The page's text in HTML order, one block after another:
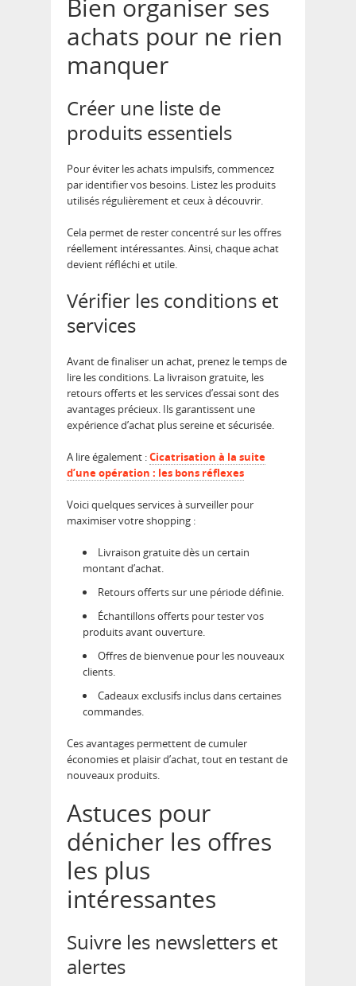
Bien organiser ses
achats pour ne rien
manquer
Créer une liste de
produits essentiels
Pour éviter les achats impulsifs, commencez
par identifier vos besoins. Listez les produits
utilisés régulièrement et ceux à découvrir.
Cela permet de rester concentré sur les offres
réellement intéressantes. Ainsi, chaque achat
devient réfléchi et utile.
Vérifier les conditions et
services
Avant de finaliser un achat, prenez le temps de
lire les conditions. La livraison gratuite, les
retours offerts et les services d’essai sont des
avantages précieux. Ils garantissent une
expérience d’achat plus sereine et sécurisée.
A lire également :Cicatrisation à la suite
d’une opération : les bons réflexes
Voici quelques services à surveiller pour
maximiser votre shopping :
Livraison gratuite dès un certain
montant d’achat.
Retours offerts sur une période définie.
Échantillons offerts pour tester vos
produits avant ouverture.
Offres de bienvenue pour les nouveaux
clients.
Cadeaux exclusifs inclus dans certaines
commandes.
Ces avantages permettent de cumuler
économies et plaisir d’achat, tout en testant de
nouveaux produits.
Astuces pour
dénicher les offres
les plus
intéressantes
Suivre les newsletters et
alertes